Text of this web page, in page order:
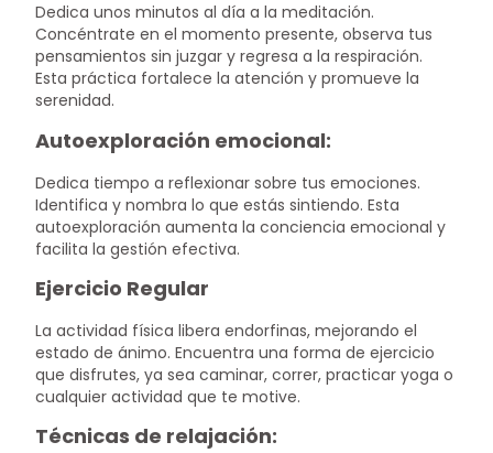
Dedica unos minutos al día a la meditación.
Concéntrate en el momento presente, observa tus
pensamientos sin juzgar y regresa a la respiración.
Esta práctica fortalece la atención y promueve la
serenidad.
Autoexploración emocional:
Dedica tiempo a reflexionar sobre tus emociones.
Identifica y nombra lo que estás sintiendo. Esta
autoexploración aumenta la conciencia emocional y
facilita la gestión efectiva.
Ejercicio Regular
La actividad física libera endorfinas, mejorando el
estado de ánimo. Encuentra una forma de ejercicio
que disfrutes, ya sea caminar, correr, practicar yoga o
cualquier actividad que te motive.
Técnicas de relajación: